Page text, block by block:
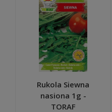
Rukola Siewna
nasiona 1g -
TORAF